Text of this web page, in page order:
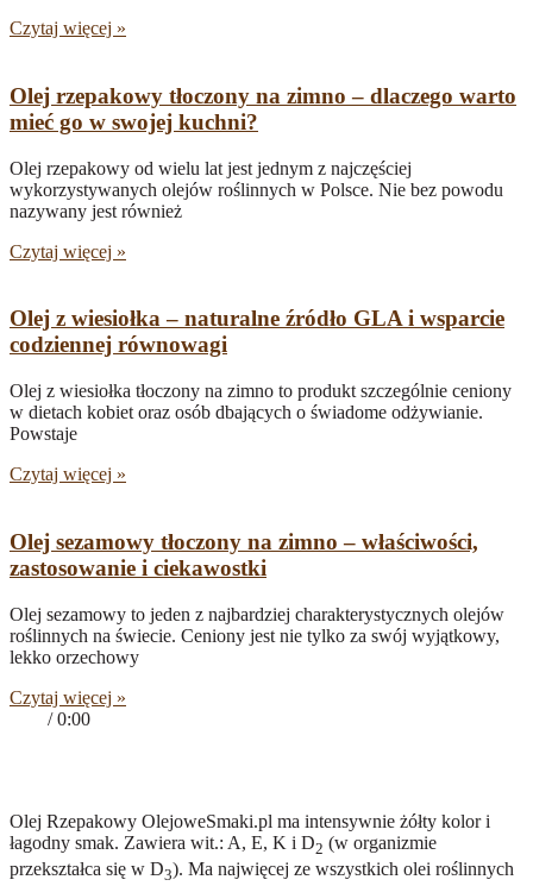
Czytaj więcej »
Olej rzepakowy tłoczony na zimno – dlaczego warto
mieć go w swojej kuchni?
Olej rzepakowy od wielu lat jest jednym z najczęściej
wykorzystywanych olejów roślinnych w Polsce. Nie bez powodu
nazywany jest również
Czytaj więcej »
Olej z wiesiołka – naturalne źródło GLA i wsparcie
codziennej równowagi
Olej z wiesiołka tłoczony na zimno to produkt szczególnie ceniony
w dietach kobiet oraz osób dbających o świadome odżywianie.
Powstaje
Czytaj więcej »
Olej sezamowy tłoczony na zimno – właściwości,
zastosowanie i ciekawostki
Olej sezamowy to jeden z najbardziej charakterystycznych olejów
roślinnych na świecie. Ceniony jest nie tylko za swój wyjątkowy,
lekko orzechowy
Czytaj więcej »
/ 0:00
Olej Rzepakowy OlejoweSmaki.pl ma intensywnie żółty kolor i
łagodny smak. Zawiera wit.: A, E, K i D2 (w organizmie
przekształca się w D3). Ma najwięcej ze wszystkich olei roślinnych